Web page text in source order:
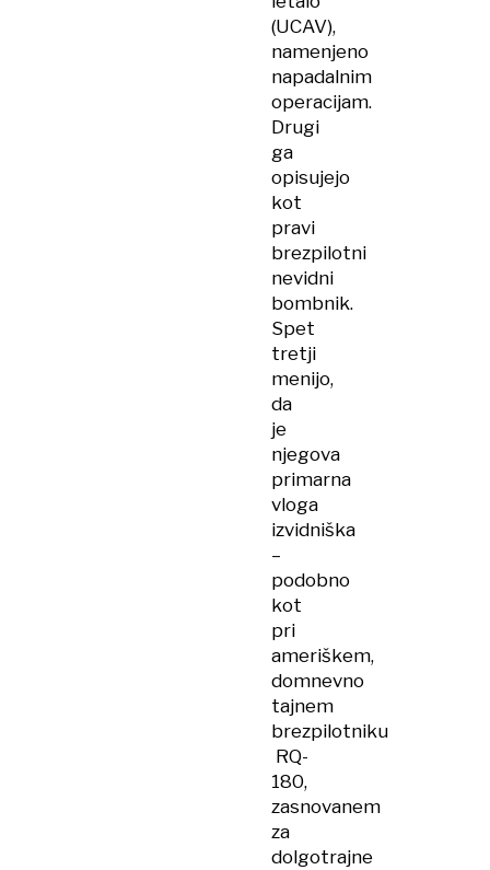
(UCAV),
namenjeno
napadalnim
operacijam.
Drugi
ga
opisujejo
kot
pravi
brezpilotni
nevidni
bombnik.
Spet
tretji
menijo,
da
je
njegova
primarna
vloga
izvidniška
–
podobno
kot
pri
ameriškem,
domnevno
tajnem
brezpilotniku
RQ-
180,
zasnovanem
za
dolgotrajne